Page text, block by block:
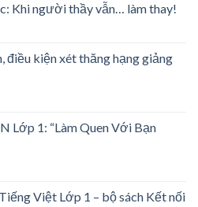
Khi người thầy vẫn… làm thay!
điều kiện xét thăng hạng giảng
1: “Làm Quen Với Bạn
Việt Lớp 1 – bộ sách Kết nối